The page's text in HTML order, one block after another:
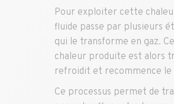
Pour exploiter cette
fluide passe par plusieurs
qui le transforme en gaz.
chaleur produite est alors
refroidit et recommence le
Ce processus permet de